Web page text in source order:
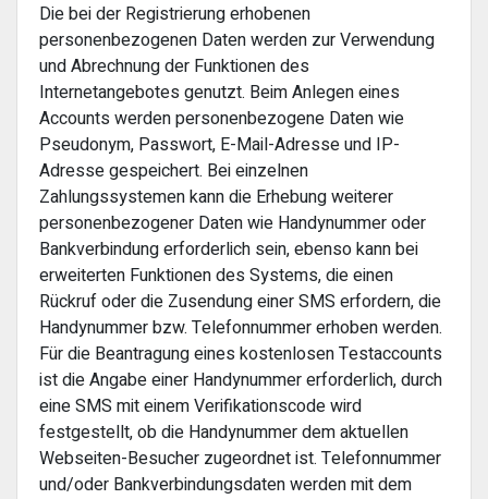
Die bei der Registrierung erhobenen
personenbezogenen Daten werden zur Verwendung
und Abrechnung der Funktionen des
Internetangebotes genutzt. Beim Anlegen eines
Accounts werden personenbezogene Daten wie
Pseudonym, Passwort, E-Mail-Adresse und IP-
Adresse gespeichert. Bei einzelnen
Zahlungssystemen kann die Erhebung weiterer
personenbezogener Daten wie Handynummer oder
Bankverbindung erforderlich sein, ebenso kann bei
erweiterten Funktionen des Systems, die einen
Rückruf oder die Zusendung einer SMS erfordern, die
Handynummer bzw. Telefonnummer erhoben werden.
Für die Beantragung eines kostenlosen Testaccounts
ist die Angabe einer Handynummer erforderlich, durch
eine SMS mit einem Verifikationscode wird
festgestellt, ob die Handynummer dem aktuellen
Webseiten-Besucher zugeordnet ist. Telefonnummer
und/oder Bankverbindungsdaten werden mit dem